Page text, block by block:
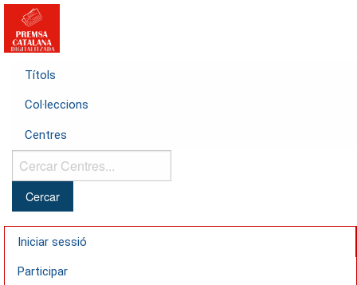
Títols
Col·leccions
Centres
Cercar
Centres...
Iniciar sessió
Participar